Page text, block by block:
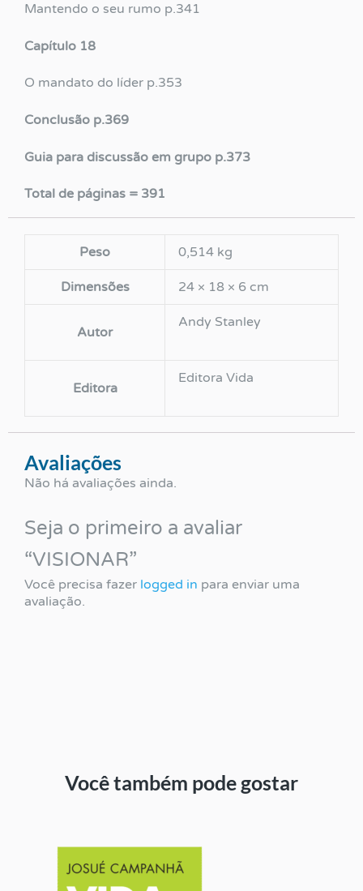
Mantendo o seu rumo p.341
Capítulo 18
O mandato do líder p.353
Conclusão p.369
Guia para discussão em grupo p.373
Total de páginas = 391
Peso 0,514 kg
Dimensões 24 × 18 × 6 cm
Autor
Andy Stanley
Editora
Editora Vida
Avaliações
Não há avaliações ainda.
Seja o primeiro a avaliar
“VISIONAR”
Você precisa fazer logged in para enviar uma
avaliação.
Você também pode gostar